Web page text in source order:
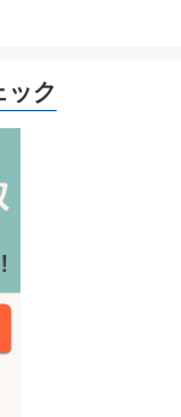
ック